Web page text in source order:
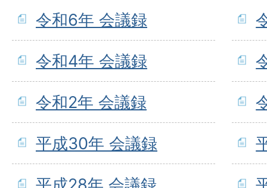
令和6年 会議録
令和4年 会議録
令和2年 会議録
平成30年 会議録